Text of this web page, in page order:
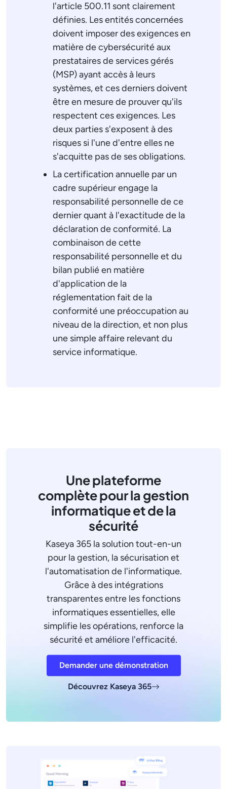
l'article 500.11 sont clairement
définies. Les entités concernées
doivent imposer des exigences en
matière de cybersécurité aux
prestataires de services gérés
(MSP) ayant accès à leurs
systèmes, et ces derniers doivent
être en mesure de prouver qu'ils
respectent ces exigences. Les
deux parties s'exposent à des
risques si l'une d'entre elles ne
s'acquitte pas de ses obligations.
La certification annuelle par un
cadre supérieur engage la
responsabilité personnelle de ce
dernier quant à l'exactitude de la
déclaration de conformité. La
combinaison de cette
responsabilité personnelle et du
bilan publié en matière
d'application de la
réglementation fait de la
conformité une préoccupation au
niveau de la direction, et non plus
une simple affaire relevant du
service informatique.
Une plateforme
complète pour la gestion
informatique et de la
sécurité
Kaseya 365 la solution tout-en-un
pour la gestion, la sécurisation et
l'automatisation de l'informatique.
Grâce à des intégrations
transparentes entre les fonctions
informatiques essentielles, elle
simplifie les opérations, renforce la
sécurité et améliore l'efficacité.
Demander une démonstration
Découvrez Kaseya 365